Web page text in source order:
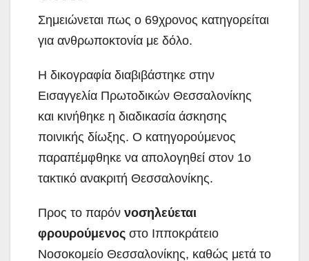
Σημειώνεται πως ο 69χρονος κατηγορείται
για ανθρωποκτονία με δόλο.
Η δικογραφία διαβιβάστηκε στην
Εισαγγελία Πρωτοδικών Θεσσαλονίκης
και κινήθηκε η διαδικασία άσκησης
ποινικής δίωξης. Ο κατηγορούμενος
παραπέμφθηκε να απολογηθεί στον 1ο
τακτικό ανακριτή Θεσσαλονίκης.
Προς το παρόν νοσηλεύεται
φρουρούμενος στο Ιπποκράτειο
Νοσοκομείο Θεσσαλονίκης, καθώς μετά το